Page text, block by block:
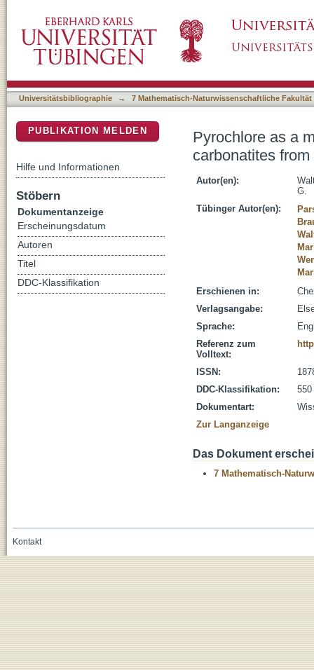
Kaiserstuhl volcanic complex (SW Germany)
Universitätsbibliographie → 7 Mathematisch-Naturwissenschaftliche Fakultät
Pyrochlore as a
carbonatites
Autor(en):
G.
Tübinger Autor(en):
Erschienen in:
Verlagsangabe:
Sprache:
Referenz zum
Volltext:
ISSN:
DDC-Klassifikation:
Dokumentart:
Zur Langanzeige
Das Dokument
7 Mathematisch-
PUBLIKATION MELDEN
Hilfe und Informationen
Stöbern
Dokumentanzeige
Erscheinungsdatum
Autoren
Titel
DDC-Klassifikation
Kontakt